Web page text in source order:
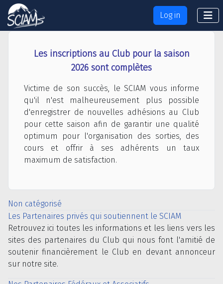
Log in
Les inscriptions au Club pour la saison
2026 sont complètes
Victime de son succès, le SCIAM vous informe
qu'il n'est malheureusement plus possible
d'enregistrer de nouvelles adhésions au Club
pour cette saison afin de garantir une qualité
optimum pour l'organisation des sorties, des
cours et offrir à ses adhérents un taux
maximum de satisfaction.
Non catégorisé
Les Partenaires privés qui soutiennent le SCIAM
Retrouvez ici toutes les informations et les liens vers les
sites des partenaires du Club qui nous font l'amitié de
soutenir financièrement le Club en devant annonceur
sur notre site.